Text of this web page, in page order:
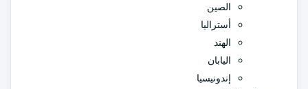
الصين
أستراليا
الهند
اليابان
إندونيسيا